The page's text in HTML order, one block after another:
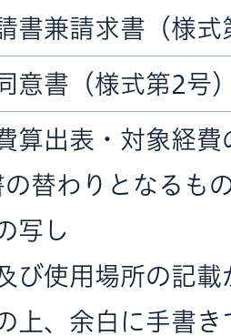
書兼請求書（様式
意書（様式第2号
算出表・対象経費
の替わりとなるも
写し
び使用場所の記
上、余白に手書